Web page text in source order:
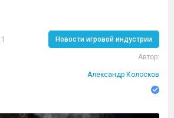
Новости игровой индустрии
Автор:
Александр Колосков